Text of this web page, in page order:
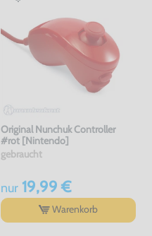
Original Nunchuk Controller
#rot [Nintendo]
gebraucht
nur19,99 €
Warenkorb